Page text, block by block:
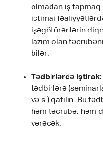
olmadan iş tapmaq
ictimai
işəgötürənlərin
lazım olan
bilər.
Tədbirlərdə iştirak:
tədbirlərə
və s.) qatılın. Bu
həm təcrübə, həm
verəcək.